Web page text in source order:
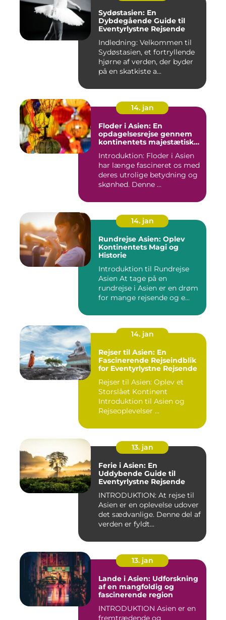
Sydøstasien: En
Dybdegående Guide til
Eventyrlystne Rejsende
Indledning: Velkommen til
Sydøstasien, et fortryllende
hjørne af verden, der byder
på en skatkiste a...
14. jan
Floder i Asien: En
opdagelsesrejse gennem
kontinentets majestætiske
Introduktion: Floder i Asien
har længe fascineret os med
deres utrolige betydning og
skønhed. Denne ...
14. jan
Rundrejse Asien: Oplev
Kontinentets Magi og
Historie
Introduktion til Rundrejse
Asien At tage på en
rundrejse i Asien er en drøm
for mange rejsende og e...
14. jan
Rejser til Asien: En
Fascinerende Rejseindblik
for Eventyrlystne Rejsende
Rejser til Asien: Oplev et
Storslået Kontinent
Introduktion til Asien og
Rejseoplevelser ...
13. jan
Ferie i Asien: En
Uddybende Guide til
Eventyrlystne Rejsende
INTRODUKTION: At rejse til
Asien er en oplevelse udover
det sædvanlige. Denne del af
verden er fyldt...
13. jan
Lande i Asien: Udforskning
af en mangfoldig og
fascinerende region
INTRODUKTION Asien er en
fremtrædende og